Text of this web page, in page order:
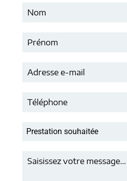
Prestation souhaitée